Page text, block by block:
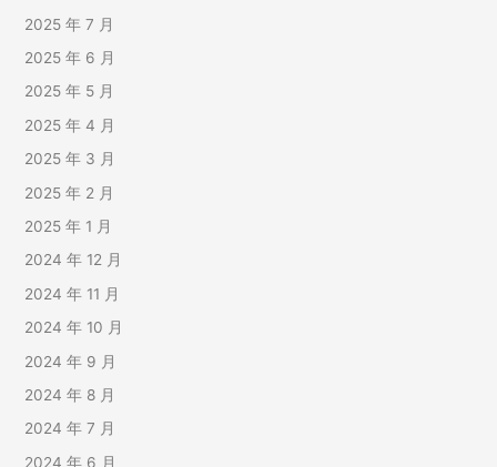
2025 年 7 月
2025 年 6 月
2025 年 5 月
2025 年 4 月
2025 年 3 月
2025 年 2 月
2025 年 1 月
2024 年 12 月
2024 年 11 月
2024 年 10 月
2024 年 9 月
2024 年 8 月
2024 年 7 月
2024 年 6 月